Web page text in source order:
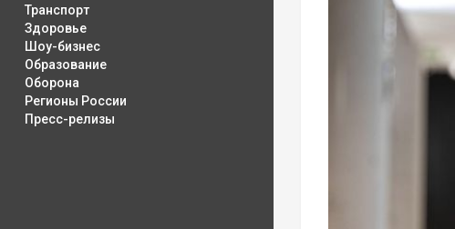
Транспорт
Здоровье
Шоу-бизнес
Образование
Оборона
Регионы России
Пресс-релизы